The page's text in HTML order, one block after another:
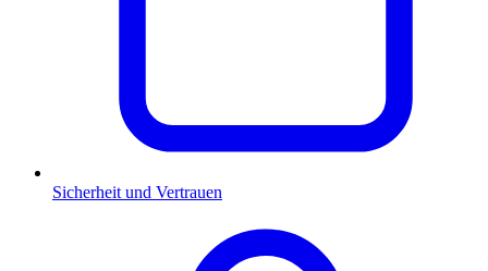
Sicherheit und Vertrauen